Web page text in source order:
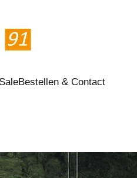
Bestellen & Contact